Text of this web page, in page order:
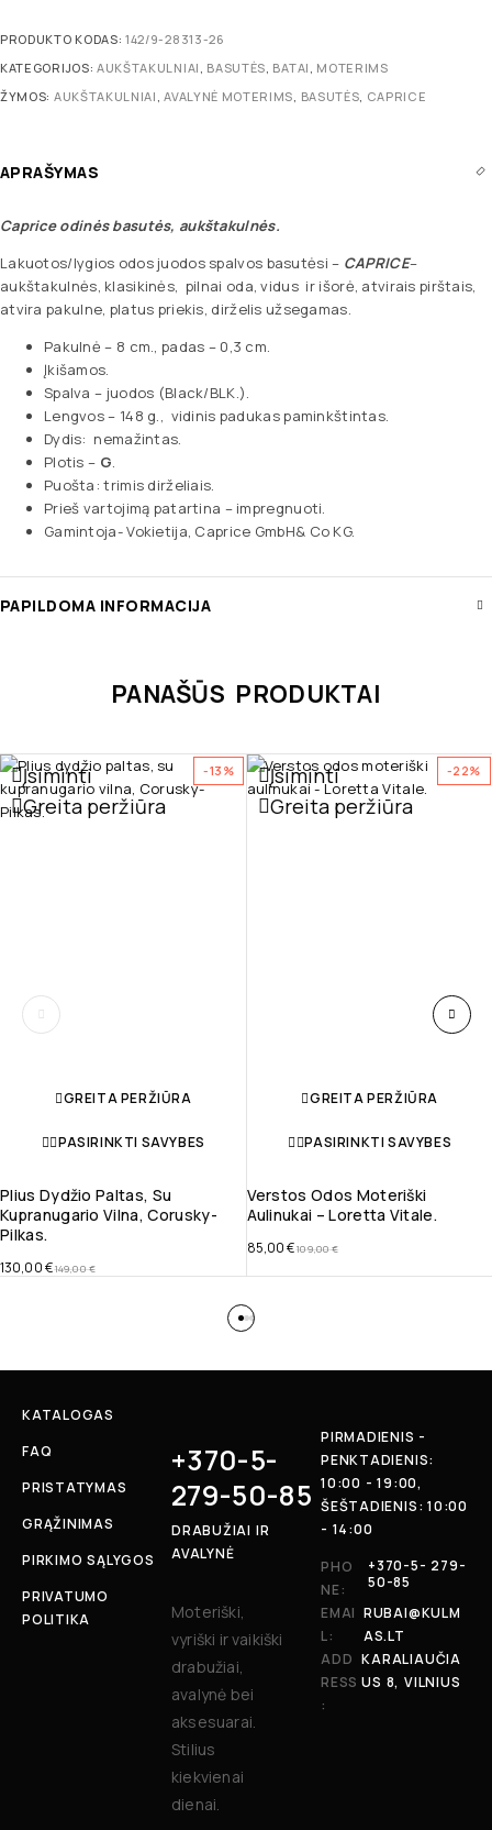
PRODUKTO KODAS: 142/9-28313-26
KATEGORIJOS: AUKŠTAKULNIAI BASUTĖS BATAI MOTERIMS
ŽYMOS: AUKŠTAKULNIAI ,AVALYNĖ MOTERIMS BASUTĖS CAPRICE
APRAŠYMAS
Caprice odinės basutės, aukštakulnės.
Lakuotos/lygios odos juodos spalvos basutėsi – CAPRICE–
aukštakulnės, klasikinės, pilnai oda, vidus ir išorė, atvirais pirštais,
atvira pakulne, platus priekis, dirželis užsegamas.
Pakulnė – 8 cm., padas – 0,3 cm.
Įkišamos.
Spalva – juodos (Black/BLK.).
Lengvos – 148 g., vidinis padukas paminkštintas.
Dydis: nemažintas.
Plotis – G.
Puošta: trimis dirželiais.
Prieš vartojimą patartina – impregnuoti.
Gamintoja- Vokietija, Caprice GmbH& Co KG.
PAPILDOMA INFORMACIJA
PANAŠŪS PRODUKTAI
-13%
Įsiminti
Greita peržiūra
GREITA PERŽIŪRA
PASIRINKTI SAVYBES
Plius Dydžio Paltas, Su
Kupranugario Vilna, Corusky-
Pilkas.
149,00€
130,00€
-22%
Įsiminti
Greita peržiūra
GREITA PERŽIŪRA
PASIRINKTI SAVYBES
Verstos Odos Moteriški
Aulinukai – Loretta Vitale.
109,00€
85,00€
KATALOGAS
FAQ
PRISTATYMAS
GRĄŽINIMAS
PIRKIMO SĄLYGOS
PRIVATUMO
POLITIKA
+370-5-
279-50-85
DRABUŽIAI IR
AVALYNĖ
Moteriški,
vyriški ir vaikiški
drabužiai,
avalynė bei
aksesuarai.
Stilius
kiekvienai
dienai.
PIRMADIENIS -
PENKTADIENIS:
10:00 - 19:00,
ŠEŠTADIENIS: 10:00
- 14:00
PHO
NE:
+370-5- 279-
50-85
EMAI
L:
RUBAI@KULM
AS.LT
ADD
RESS
:
KARALIAUČIA
US 8, VILNIUS